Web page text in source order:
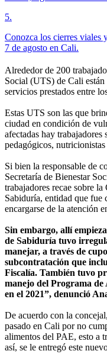
5.
Conozca los cierres viales
7 de agosto en Cali.
Alrededor de 200
Social (UTS) de Cali están
servicios prestados entre
Estas UTS son las que
ciudad en condición de
afectadas hay trabajadores
pedagógicos,
Si bien la responsable de
Secretaría de Bienestar
trabajadores recae sobre
Sabiduría, entidad que fue
encargarse de la atención
Sin embargo, allí
de Sabiduría tuvo
manejar, a través de
subcontratación que
Fiscalía. También tuvo
manejo del Programa
en el 2021”, denunció
De acuerdo con la
pasado en Cali por no
alimentos del PAE, esto a
así, se le entregó este